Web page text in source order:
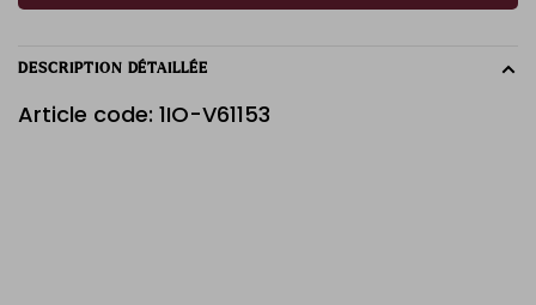
DESCRIPTION DÉTAILLÉE
Article code: 1IO-V61153